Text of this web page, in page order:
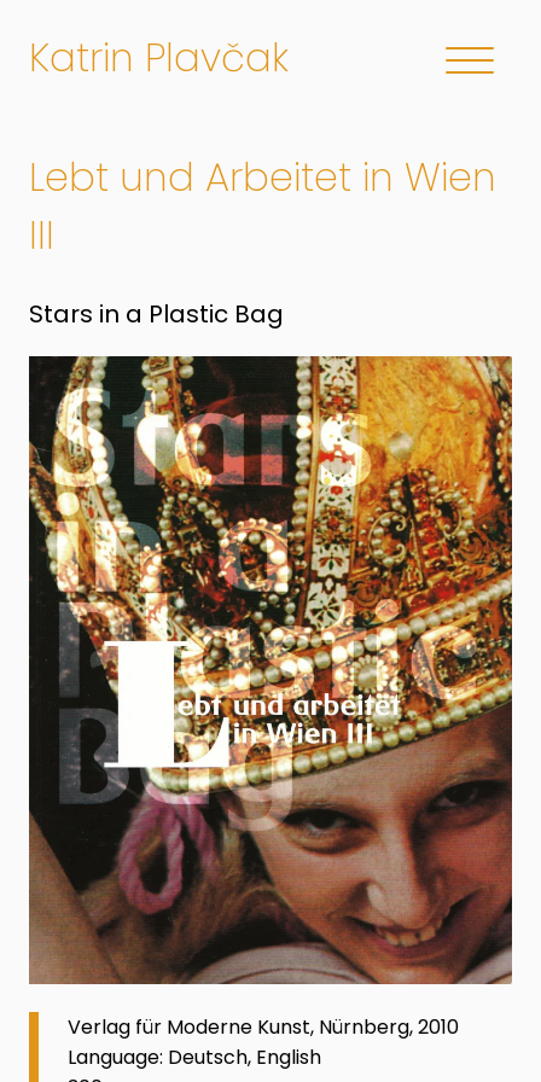
Katrin Plavčak
Lebt und Arbeitet in Wien
III
Stars in a Plastic Bag
Verlag für Moderne Kunst, Nürnberg, 2010
Language: Deutsch, English